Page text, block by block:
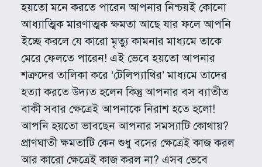
হয়তো মনে করতে পারেন আপনার নিশ্চয়ই কোনো
আধ্যাত্মিক মারণাত্মক ক্ষমতা আছে যার ফলে আপনি
ইচ্ছে করলে যে কারো মৃত্যু কামনার মাধ্যমে তাকে
মেরে ফেলতে পারেন! এই ভেবে হয়তো আপনার
শত্রুদের তালিকা করে ‘টেলিপ্যাথির’ মাধ্যমে তাদের
হত্যা করতে উদ্যত হলেন কিন্তু আপনার বস ব্যাতীত
বাকী সবার ক্ষেত্রেই আপনাকে নিরাশ হতে হলো!
আপনি হয়তো ভাবছেন আপনার সমস্যাটি কোথায়?
প্রাণঘাতী ক্ষমতাটি কেন শুধু বসের ক্ষেত্রেই কাজ করল
আর কারো ক্ষেত্রেই কাজ করল না? এসব ভেবে